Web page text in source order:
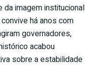
imagem institucional
há anos com
governadores,
acabou
sobre a estabilidade